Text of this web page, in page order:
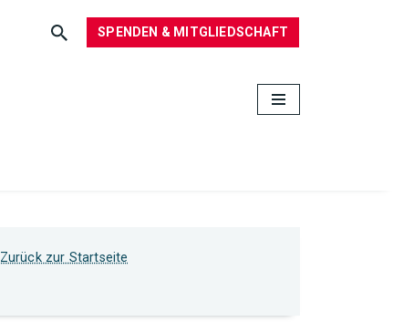
SPENDEN & MITGLIEDSCHAFT
Zurück zur Startseite